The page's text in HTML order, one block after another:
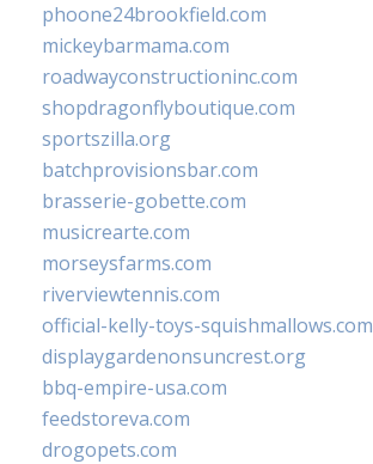
phoone24brookfield.com
mickeybarmama.com
roadwayconstructioninc.com
shopdragonflyboutique.com
sportszilla.org
batchprovisionsbar.com
brasserie-gobette.com
musicrearte.com
morseysfarms.com
riverviewtennis.com
official-kelly-toys-squishmallows.com
displaygardenonsuncrest.org
bbq-empire-usa.com
feedstoreva.com
drogopets.com